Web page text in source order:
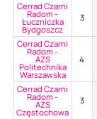
Cerrad Czarni
Radom -
Łuczniczka
Bydgoszcz
3
Cerrad Czarni
Radom -
AZS
Politechnika
Warszawska
4
Cerrad Czarni
Radom -
AZS
Częstochowa
3